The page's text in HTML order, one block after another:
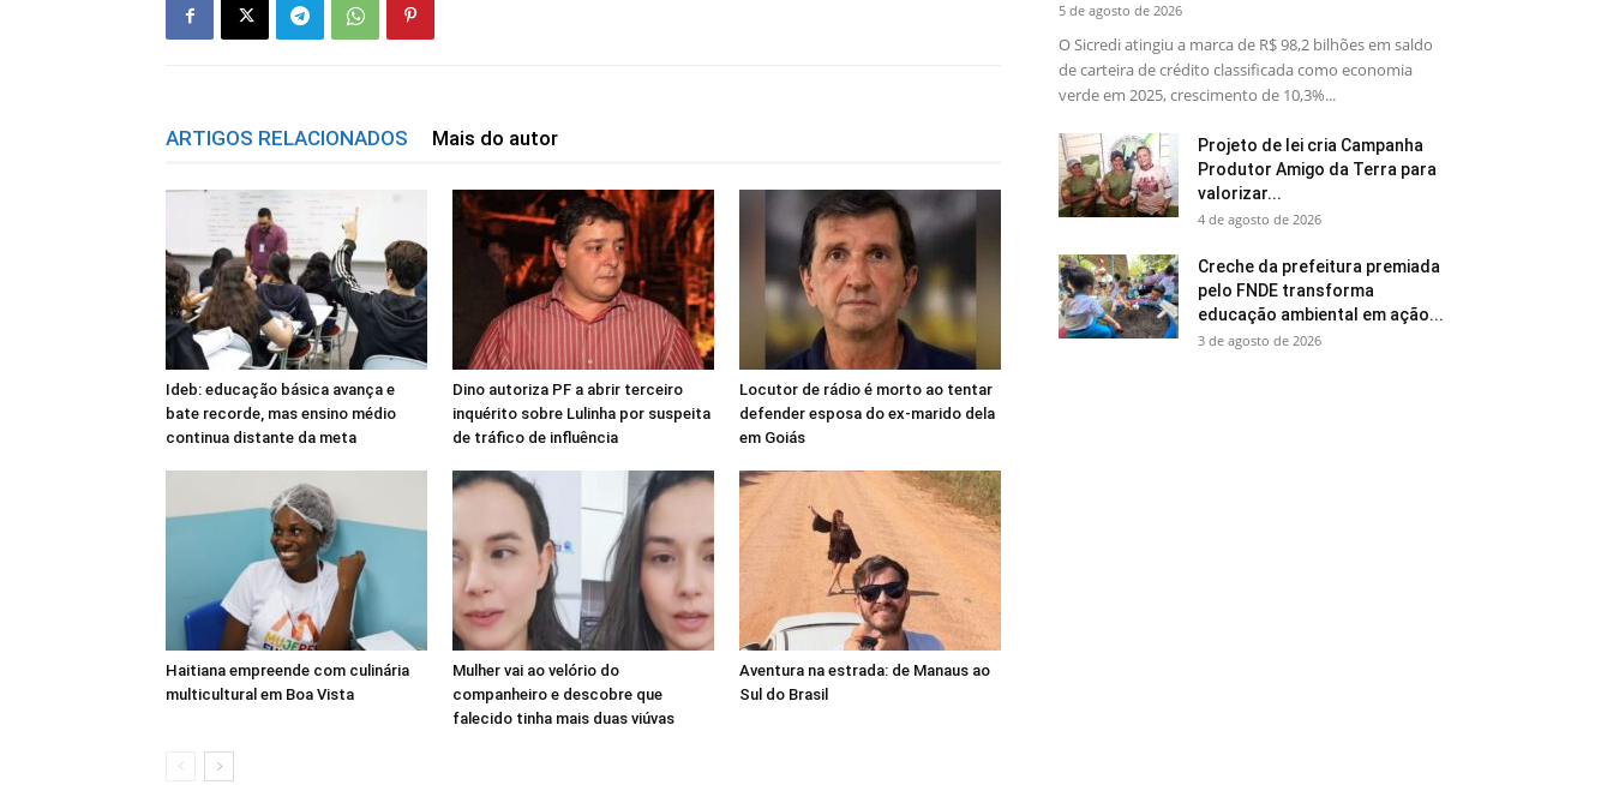
ARTIGOS RELACIONADOS Mais do autor
Ideb: educação básica avança e
bate recorde, mas ensino médio
continua distante da meta
Dino autoriza PF a abrir terceiro
inquérito sobre Lulinha por suspeita
de tráfico de influência
Locutor de rádio é morto ao tentar
defender esposa do ex-marido dela
em Goiás
Haitiana empreende com culinária
multicultural em Boa Vista
Mulher vai ao velório do
companheiro e descobre que
falecido tinha mais duas viúvas
Aventura na estrada: de Manaus ao
Sul do Brasil
5 de agosto de 2026
O Sicredi atingiu a marca de R$ 98,2 bilhões em saldo
de carteira de crédito classificada como economia
verde em 2025, crescimento de 10,3%...
Projeto de lei cria Campanha
Produtor Amigo da Terra para
valorizar...
4 de agosto de 2026
Creche da prefeitura premiada
pelo FNDE transforma
educação ambiental em ação...
3 de agosto de 2026